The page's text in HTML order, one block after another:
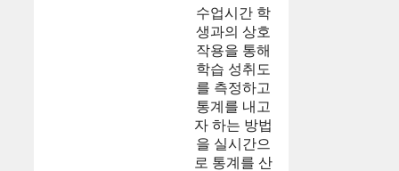
수업시간 학
생과의 상호
작용을 통해
학습 성취도
를 측정하고
통계를 내고
자 하는 방법
을 실시간으
로 통계를 산